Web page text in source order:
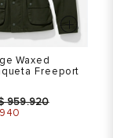
Waxed
Freeport
959.920